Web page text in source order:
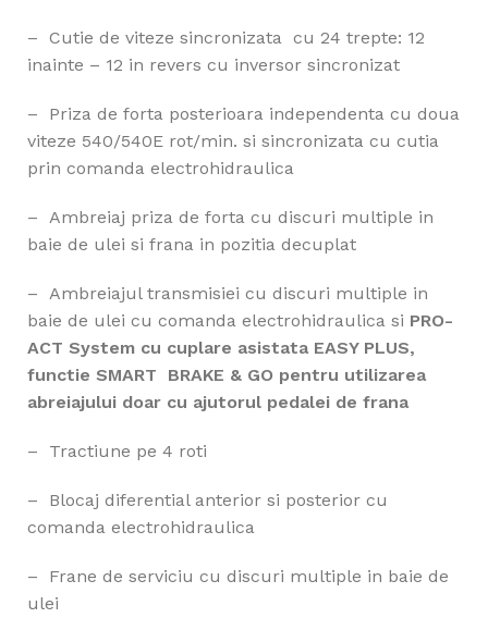
– Cutie de viteze sincronizata cu 24 trepte: 12
inainte – 12 in revers cu inversor sincronizat
– Priza de forta posterioara independenta cu doua
viteze 540/540E rot/min. si sincronizata cu cutia
prin comanda electrohidraulica
– Ambreiaj priza de forta cu discuri multiple in
baie de ulei si frana in pozitia decuplat
– Ambreiajul transmisiei cu discuri multiple in
baie de ulei cu comanda electrohidraulica si PRO-
ACT System cu cuplare asistata EASY PLUS,
functie SMART BRAKE & GO pentru utilizarea
abreiajului doar cu ajutorul pedalei de frana
– Tractiune pe 4 roti
– Blocaj diferential anterior si posterior cu
comanda electrohidraulica
– Frane de serviciu cu discuri multiple in baie de
ulei